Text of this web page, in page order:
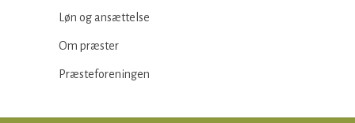
Løn og ansættelse
Om præster
Præsteforeningen